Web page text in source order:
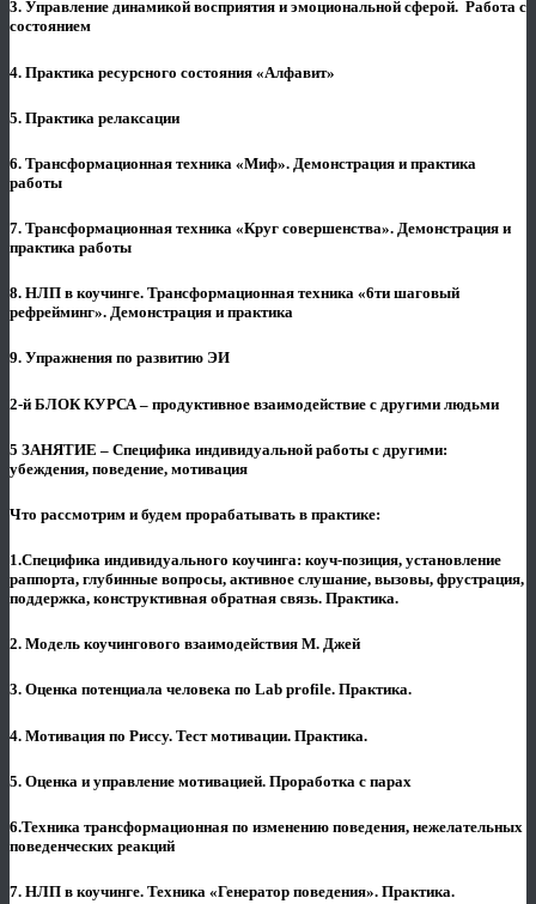
3. Управление динамикой восприятия и эмоциональной сферой. Работа с
состоянием
4. Практика ресурсного состояния «Алфавит»
5. Практика релаксации
6. Трансформационная техника «Миф». Демонстрация и практика
работы
7. Трансформационная техника «Круг совершенства». Демонстрация и
практика работы
8. НЛП в коучинге. Трансформационная техника «6ти шаговый
рефрейминг». Демонстрация и практика
9. Упражнения по развитию ЭИ
2-й БЛОК КУРСА – продуктивное взаимодействие с другими людьми
5 ЗАНЯТИЕ – Специфика индивидуальной работы с другими:
убеждения, поведение, мотивация
Что рассмотрим и будем прорабатывать в практике:
1.Специфика индивидуального коучинга: коуч-позиция, установление
раппорта, глубинные вопросы, активное слушание, вызовы, фрустрация,
поддержка, конструктивная обратная связь. Практика.
2. Модель коучингового взаимодействия М. Джей
3. Оценка потенциала человека по Lab profile. Практика.
4. Мотивация по Риссу. Тест мотивации. Практика.
5. Оценка и управление мотивацией. Проработка с парах
6.Техника трансформационная по изменению поведения, нежелательных
поведенческих реакций
7. НЛП в коучинге. Техника «Генератор поведения». Практика.